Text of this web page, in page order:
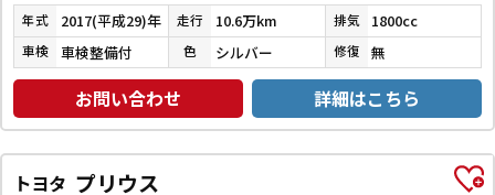
年式 2017(平成29)年 走行 10.6万km 排気 1800cc
車検 車検整備付 色 シルバー 修復 無
お問い合わせ 詳細はこちら
トヨタ プリウス